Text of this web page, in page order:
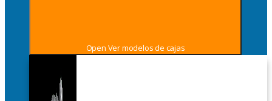
Open Ver modelos de cajas